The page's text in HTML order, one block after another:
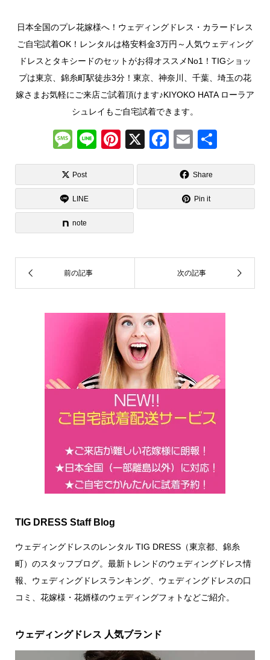
日本全国のプレ花嫁様へ！ウェディングドレス・カラードレス
ご自宅試着OK！レンタルは格安料金3万円～人気ウェディング
ドレスとタキシードのセットがお得オススメNo1！TIGショッ
プは東京、錦糸町駅徒歩3分！東京、神奈川、千葉、埼玉の花
嫁さまお気軽にご来店ご試着頂けます♪KIYOKO HATA ローラア
シュレイもご自宅試着できます。
M
e
ss
a
g
e
Li
n
Pi
nt
st
X
F
a
c
e
b
o
k
E
m
ail
有
Post Share
LINE Pin it
note
TIG DRESS Staff Blog
ウェディングドレスのレンタル TIG DRESS（東京都、錦糸
町）のスタッフブログ。最新トレンドのウェディングドレス情
報、ウェディングドレスランキング、ウェディングドレスの口
コミ、花嫁様・花婿様のウェディングフォトなどご紹介。
ウェディングドレス 人気ブランド